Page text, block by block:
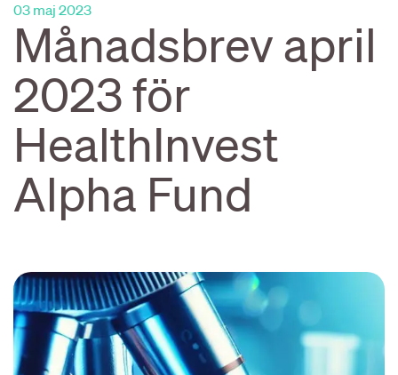
03 maj 2023
Månadsbrev april
2023 för
HealthInvest
Alpha Fund